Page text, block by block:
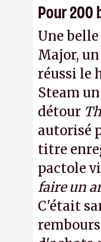
Pour 200
Une
Major,
réussi le
Steam
détour
autorisé
titre
pactole
faire un
C'était